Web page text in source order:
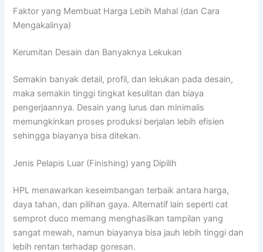
Faktor yang Membuat Harga Lebih Mahal (dan Cara
Mengakalinya)
Kerumitan Desain dan Banyaknya Lekukan
Semakin banyak detail, profil, dan lekukan pada desain,
maka semakin tinggi tingkat kesulitan dan biaya
pengerjaannya. Desain yang lurus dan minimalis
memungkinkan proses produksi berjalan lebih efisien
sehingga biayanya bisa ditekan.
Jenis Pelapis Luar (Finishing) yang Dipilih
HPL menawarkan keseimbangan terbaik antara harga,
daya tahan, dan pilihan gaya. Alternatif lain seperti cat
semprot duco memang menghasilkan tampilan yang
sangat mewah, namun biayanya bisa jauh lebih tinggi dan
lebih rentan terhadap goresan.